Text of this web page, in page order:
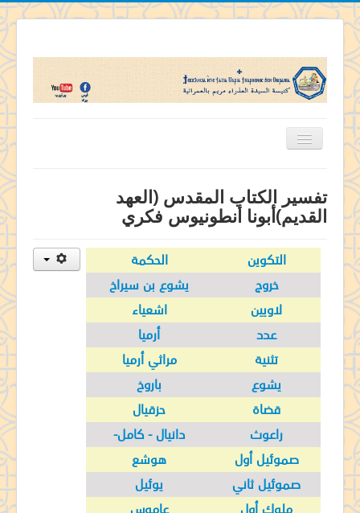
تاريخ كنيستنا
اباء الكنيسة
قديسى الكنيسة
منشآت الكنيسة
خدمات الكنيسة
تفاسير ومسابقات
جدول الخدمات الطقسية
طلبات الصلاة
جاليرى
مركز لامباس
اتصل بنا
تفسير الكتاب المقدس (العهد
القديم)أبونا أنطونيوس فكري
التكوين
الحكمة
خروج
يشوع بن سيراخ
لاويين
اشعياء
عدد
أرميا
تثنية
مراثي أرميا
يشوع
باروخ
قضاة
حزقيال
راعوث
دانيال - كامل-
صموئيل أول
هوشع
صموئيل ثاني
يوئيل